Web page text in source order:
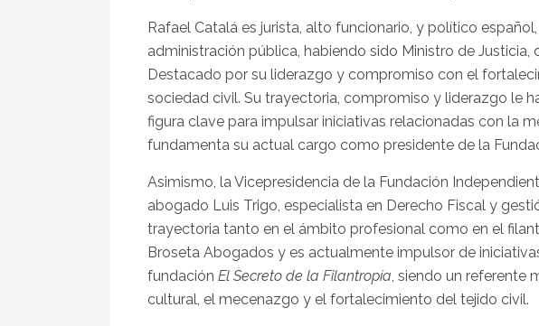
Rafael Catalá es jurista, alto funcionario, y político
administración pública, habiendo sido Ministro de Justicia,
Destacado por su liderazgo y compromiso con el
sociedad civil. Su trayectoria, compromiso y liderazgo le
figura clave para impulsar iniciativas relacionadas con la
fundamenta su actual cargo como presidente de la
Asimismo, la Vicepresidencia de la Fundación
abogado Luis Trigo, especialista en Derecho Fiscal y
trayectoria tanto en el ámbito profesional como en el
Broseta Abogados y es actualmente impulsor de
fundación El Secreto de la Filantropía, siendo un referente
cultural, el mecenazgo y el fortalecimiento del tejido civil.